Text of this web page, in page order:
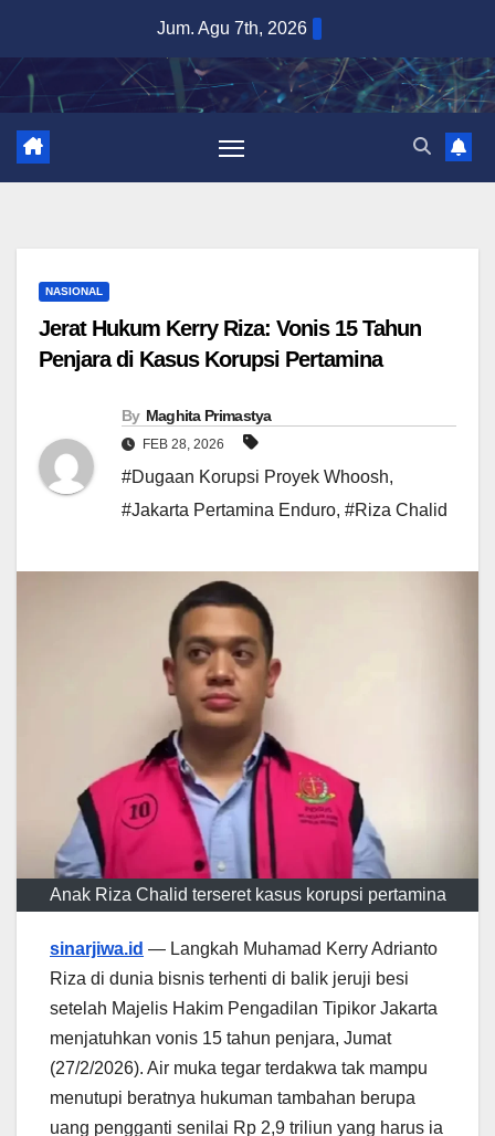
content
Jum. Agu 7th, 2026
NASIONAL
Jerat Hukum Kerry Riza: Vonis 15 Tahun
Penjara di Kasus Korupsi Pertamina
By Maghita Primastya
FEB 28, 2026
#Dugaan Korupsi Proyek Whoosh,
#Jakarta Pertamina Enduro, #Riza Chalid
Anak Riza Chalid terseret kasus korupsi pertamina
sinarjiwa.id — Langkah Muhamad Kerry Adrianto
Riza di dunia bisnis terhenti di balik jeruji besi
setelah Majelis Hakim Pengadilan Tipikor Jakarta
menjatuhkan vonis 15 tahun penjara, Jumat
(27/2/2026). Air muka tegar terdakwa tak mampu
menutupi beratnya hukuman tambahan berupa
uang pengganti senilai Rp 2,9 triliun yang harus ia